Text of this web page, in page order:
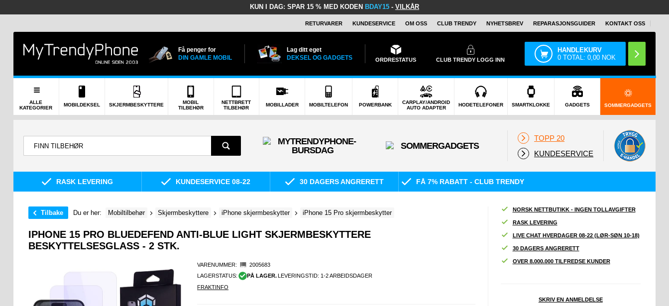
KUN I DAG: SPAR 15 % MED KODEN BDAY15 - VILKÅR
RETURVARER KUNDESERVICE OM OSS CLUB TRENDY NYHETSBREV REPARASJONSGUIDER KONTAKT OSS
Få penger for
DIN GAMLE MOBIL
Lag ditt eget
DEKSEL OG GADGETS
ORDRESTATUS CLUB TRENDYLOGG INN
HANDLEKURV
0 TOTAL:0,00 NOK
ALLE
KATEGORIER
MOBILDEKSEL SKJERMBESKYTTERE
MOBIL
TILBEHØR
NETTBRETT
TILBEHØR
MOBILLADER MOBILTELEFON POWERBANK
CARPLAY/ANDROID
AUTO ADAPTER
HODETELEFONER SMARTKLOKKE GADGETS SOMMERGADGETS
TOPP 20
KUNDESERVICE
RASK LEVERING KUNDESERVICE 08-22 30 DAGERS ANGRERETT FÅ 7% RABATT - CLUB TRENDY
Tilbake Du er her: Mobiltilbehør Skjermbeskyttere iPhone skjermbeskytter iPhone 15 Pro skjermbeskytter
IPHONE 15 PRO BLUEDEFEND ANTI-BLUE LIGHT SKJERMBESKYTTERE
BESKYTTELSESGLASS - 2 STK.
VARENUMMER:
2005683
LAGERSTATUS:
PÅ LAGER.
LEVERINGSTID: 1-2 ARBEIDSDAGER
FRAKTINFO
NORSK NETTBUTIKK - INGEN TOLLAVGIFTER
RASK LEVERING
LIVE CHAT HVERDAGER 08-22 (LØR-SØN 10-18)
30 DAGERS ANGRERETT
OVER 8.000.000 TILFREDSE KUNDER
SKRIV EN ANMELDELSE